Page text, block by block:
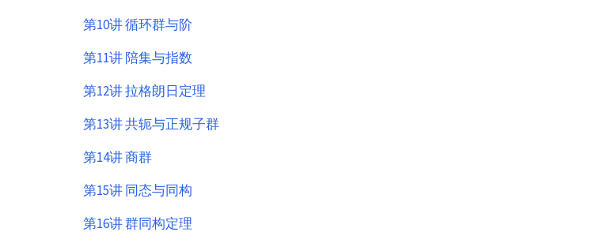
第10讲 循环群与阶
第11讲 陪集与指数
第12讲 拉格朗日定理
第13讲 共轭与正规子群
第14讲 商群
第15讲 同态与同构
第16讲 群同构定理